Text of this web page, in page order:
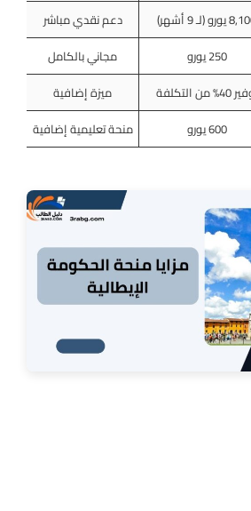
(لـ 9 أشهر)
دعم نقدي مباشر
250 يورو
مجاني بالكامل
من التكلفة
ميزة إضافية
600 يورو منحة تعليمية إضافية